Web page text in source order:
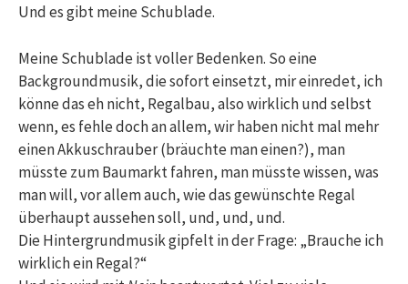
Und es gibt meine Schublade.
Meine Schublade ist voller Bedenken. So eine
Backgroundmusik, die sofort einsetzt, mir einredet, ich
könne das eh nicht, Regalbau, also wirklich und selbst
wenn, es fehle doch an allem, wir haben nicht mal mehr
einen Akkuschrauber (bräuchte man einen?), man
müsste zum Baumarkt fahren, man müsste wissen, was
man will, vor allem auch, wie das gewünschte Regal
überhaupt aussehen soll, und, und, und.
Die Hintergrundmusik gipfelt in der Frage: „Brauche ich
wirklich ein Regal?“